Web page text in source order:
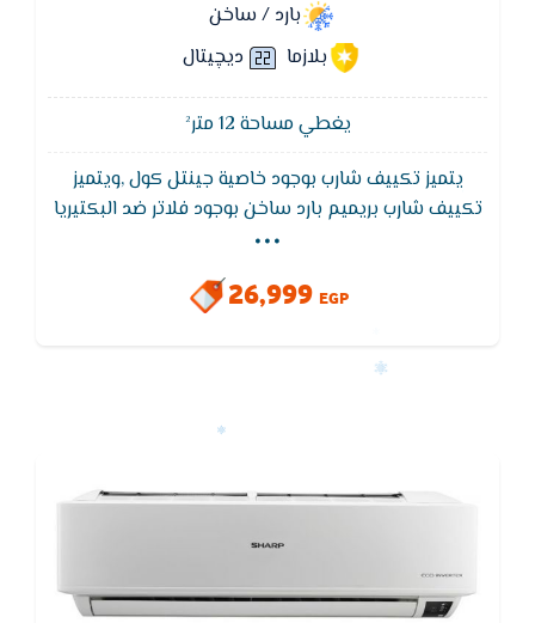
بارد / ساخن
بلازما
ديچيتال
يغطي مساحة 12 متر²
يتميز تكييف شارب بوجود خاصية جينتل كول ,ويتميز
تكييف شارب بريميم بارد ساخن بوجود فلاتر ضد البكتيريا
ويعمل تكييف شارب بخاصية التبريد السريع للوصول لدرجة
الحراره المطلوبة فى اسرع واقل استهلاك للكهرباء, يتميز
تكييف شارب بالتشغيل الهادئ التى تأخذ حيز كبير من
...
26,999 EGP